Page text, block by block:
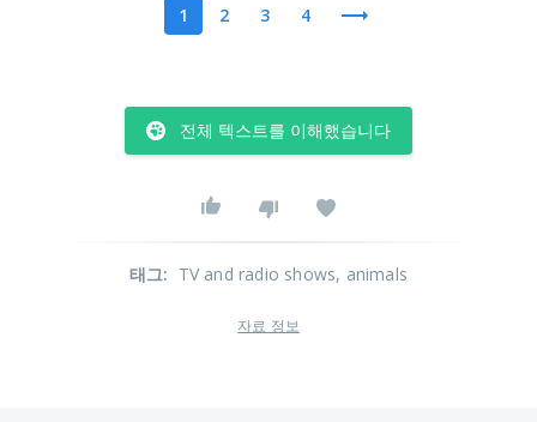
1 2 3 4
전체 텍스트를 이해했습니다
태그: TV and radio shows, animals
자료 정보